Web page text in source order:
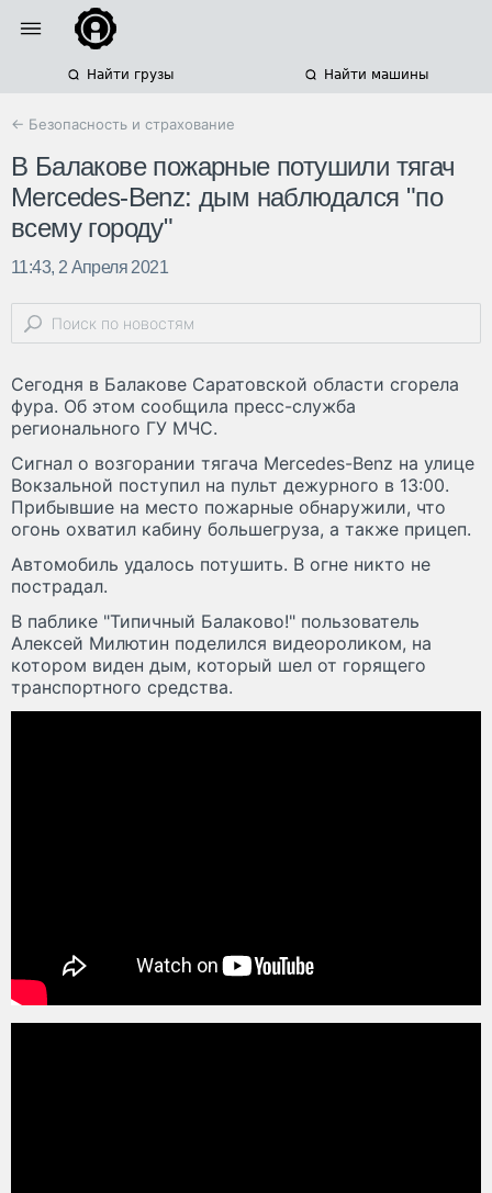
Найти грузы Найти машины
← Безопасность и страхование
В Балакове пожарные потушили тягач
Mercedes-Benz: дым наблюдался "по
всему городу"
11:43, 2 Апреля 2021
Сегодня в Балакове Саратовской области сгорела
фура. Об этом сообщила пресс-служба
регионального ГУ МЧС.
Сигнал о возгорании тягача Mercedes-Benz на улице
Вокзальной поступил на пульт дежурного в 13:00.
Прибывшие на место пожарные обнаружили, что
огонь охватил кабину большегруза, а также прицеп.
Автомобиль удалось потушить. В огне никто не
пострадал.
В паблике "Типичный Балаково!" пользователь
Алексей Милютин поделился видеороликом, на
котором виден дым, который шел от горящего
транспортного средства.